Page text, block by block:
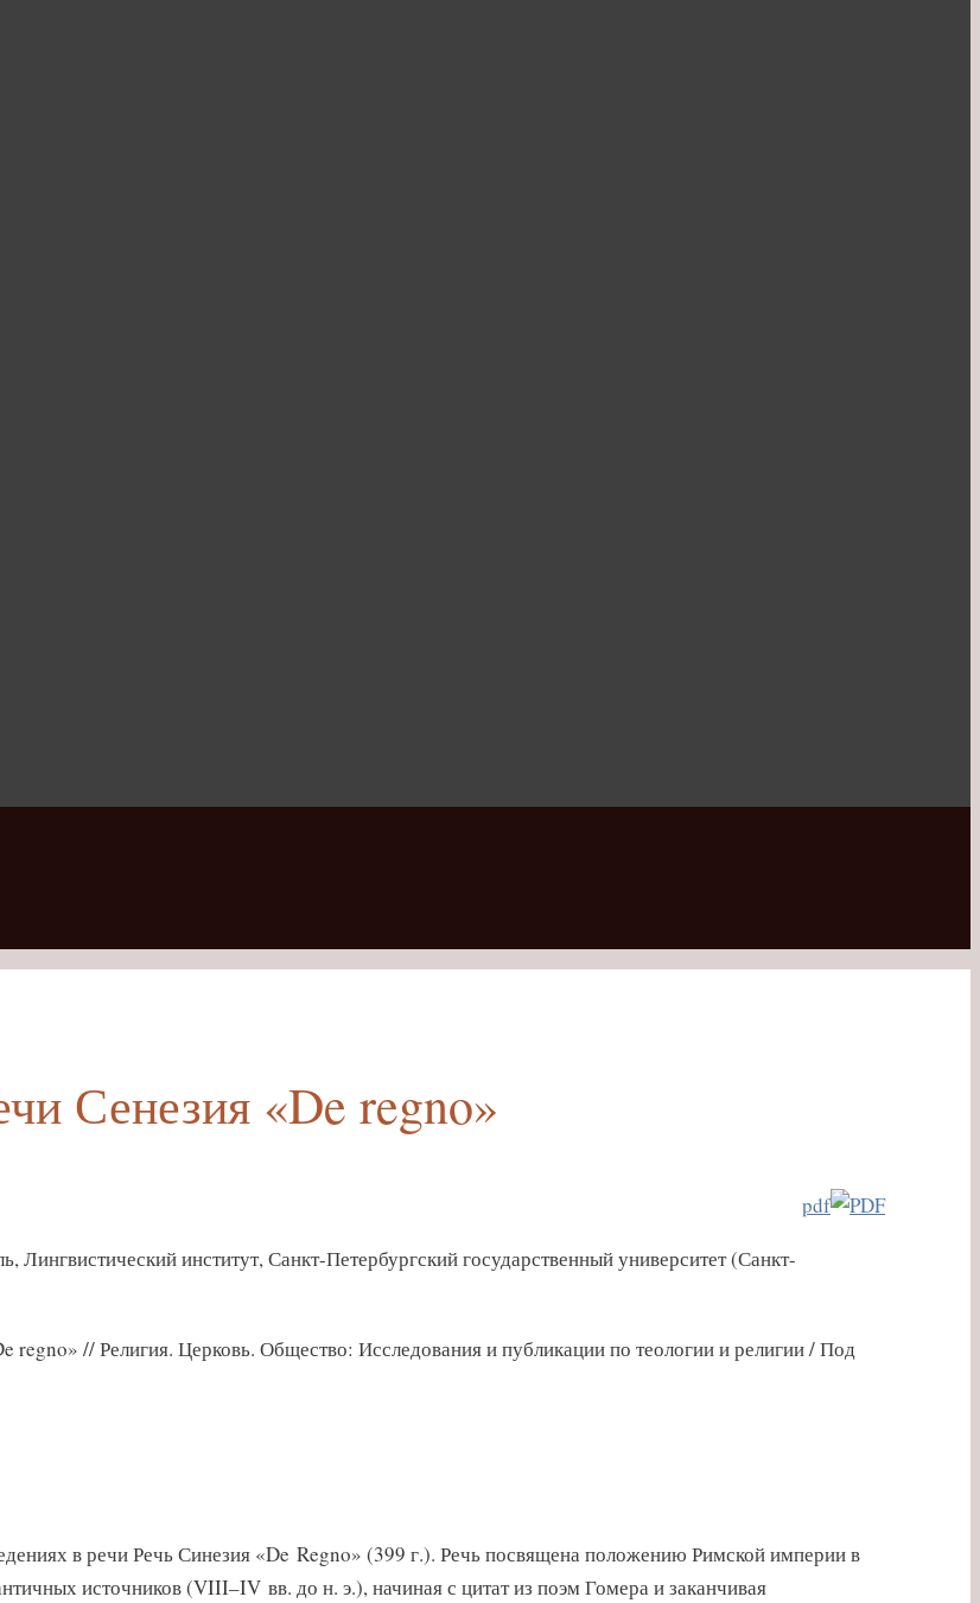
Сенезия «De regno»
pdf
Лингвистический институт, Санкт-Петербургский государственный университет (Санкт-
regno» // Религия. Церковь. Общество: Исследования и публикации по теологии и религии / Под
в речи Речь Синезия «De Regno» (399 г.). Речь посвящена положению Римской империи в
источников (VIII–IV вв. до н. э.), начиная с цитат из поэм Гомера и заканчивая